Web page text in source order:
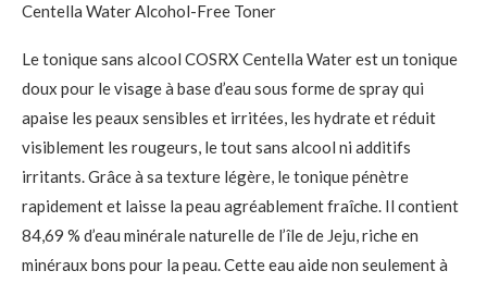
Centella Water Alcohol-Free Toner
Le tonique sans alcool COSRX Centella Water est un tonique
doux pour le visage à base d’eau sous forme de spray qui
apaise les peaux sensibles et irritées, les hydrate et réduit
visiblement les rougeurs, le tout sans alcool ni additifs
irritants. Grâce à sa texture légère, le tonique pénètre
rapidement et laisse la peau agréablement fraîche. Il contient
84,69 % d’eau minérale naturelle de l’île de Jeju, riche en
minéraux bons pour la peau. Cette eau aide non seulement à